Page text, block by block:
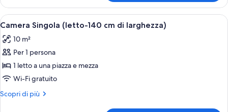
Superior
Apri
tutte
le
foto
per
Camera
Singola
(letto-
Una camera d'albergo con un letto,
7
Camera Singola (letto-140 cm di larghezza)
10 m²
Per 1 persona
1 letto a una piazza e mezza
Wi-Fi gratuito
Scopri di più
Altri